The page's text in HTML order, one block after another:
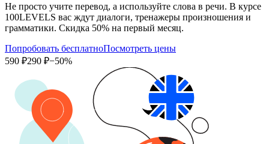
Не просто учите перевод, а используйте слова в речи. В курсе
100LEVELS вас ждут диалоги, тренажеры произношения и
грамматики. Скидка 50% на первый месяц.
Попробовать бесплатноПосмотреть цены
590 ₽290 ₽−50%